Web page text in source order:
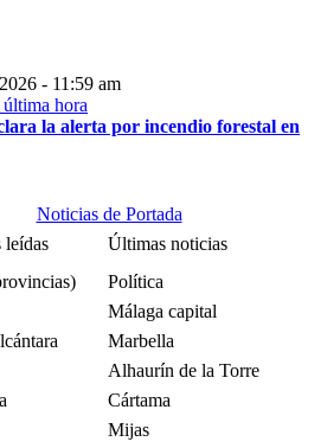
- 11:59 am
la alerta por incendio forestal en
Noticias de Portada
leídas
Últimas noticias
Política
Málaga capital
Marbella
Alhaurín de la Torre
Cártama
Mijas